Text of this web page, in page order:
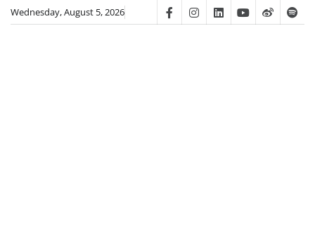
SkipWednesday, August 5, 2026 FacebookInstagram
LinkedinYoutube
Weibo